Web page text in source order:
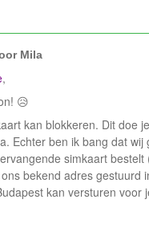
Mila
,
😥
kan blokkeren. Dit doe
Echter ben ik bang dat
simkaart
bekend adres gestuurd
kan versturen voor